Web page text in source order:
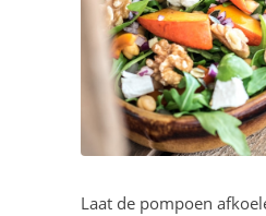
Laat de pompoen